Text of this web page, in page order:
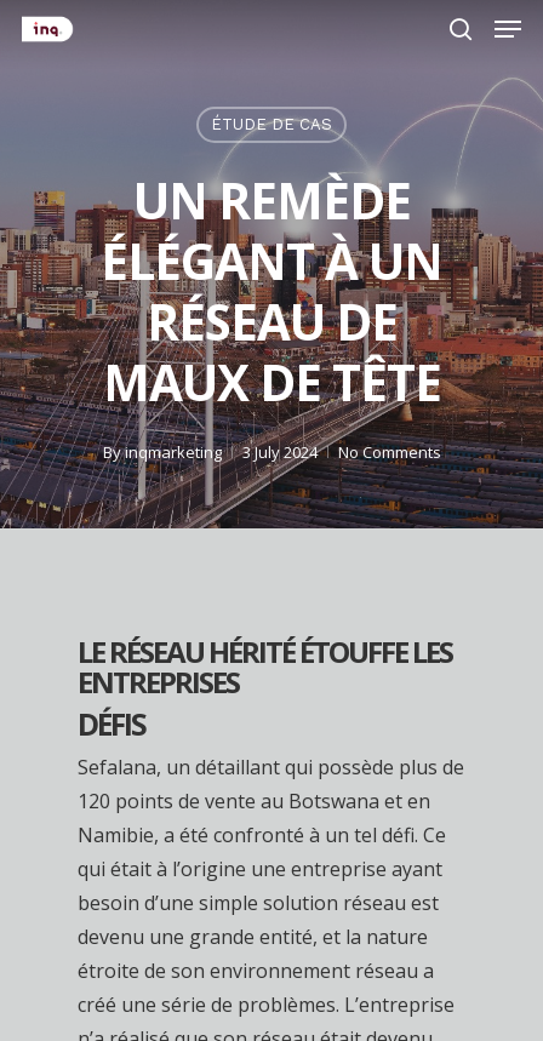
Skip
ÉTUDE DE CAS
UN REMÈDE
ÉLÉGANT À UN
RÉSEAU DE
MAUX DE TÊTE
Byinqmarketing 3 July 2024 No Comments
LE RÉSEAU HÉRITÉ ÉTOUFFE LES
ENTREPRISES
DÉFIS
Sefalana, un détaillant qui possède plus de
120 points de vente au Botswana et en
Namibie, a été confronté à un tel défi. Ce
qui était à l’origine une entreprise ayant
besoin d’une simple solution réseau est
devenu une grande entité, et la nature
étroite de son environnement réseau a
créé une série de problèmes. L’entreprise